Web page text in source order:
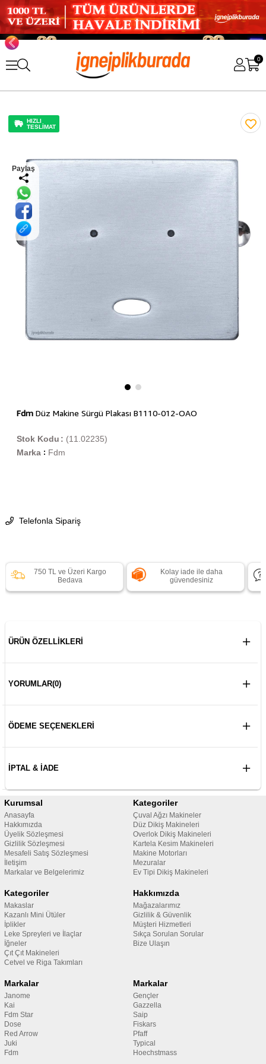
0
HIZLI
TESLİMAT
Paylaş
FdmDüz Makine Sürgü Plakası B1110-012-OAO
(11.02235)
Stok Kodu
Marka : Fdm
Telefonla Sipariş
750 TL ve Üzeri Kargo
Bedava
Kolay iade ile daha
güvendesiniz
ÜRÜN ÖZELLIKLERI
YORUMLAR(0)
ÖDEME SEÇENEKLERI
İPTAL & İADE
Kurumsal
Anasayfa
Hakkımızda
Üyelik Sözleşmesi
Gizlilik Sözleşmesi
Mesafeli Satış Sözleşmesi
İletişim
Markalar ve Belgelerimiz
Kategoriler
Çuval Ağzı Makineler
Düz Dikiş Makineleri
Overlok Dikiş Makineleri
Kartela Kesim Makineleri
Makine Motorları
Mezuralar
Ev Tipi Dikiş Makineleri
Kategoriler
Makaslar
Kazanlı Mini Ütüler
İplikler
Leke Spreyleri ve İlaçlar
İğneler
Çıt Çıt Makineleri
Cetvel ve Riga Takımları
Hakkımızda
Mağazalarımız
Gizlilik & Güvenlik
Müşteri Hizmetleri
Sıkça Sorulan Sorular
Bize Ulaşın
Markalar
Janome
Kai
Fdm Star
Dose
Red Arrow
Juki
Fdm
Markalar
Gençler
Gazzella
Saip
Fiskars
Pfaff
Typical
Hoechstmass